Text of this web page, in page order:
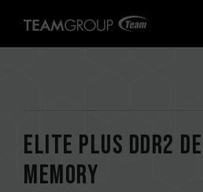
ELITE PLUS DDR2
MEMORY